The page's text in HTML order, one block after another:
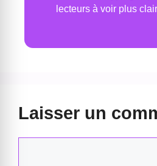
lecteurs à voir plus
Laisser un